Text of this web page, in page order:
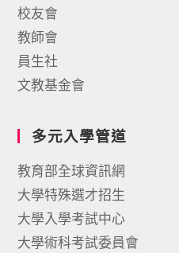
校友會
教師會
員生社
文教基金會
多元入學管道
教育部全球資訊網
大學特殊選才招生
大學入學考試中心
大學術科考試委員會